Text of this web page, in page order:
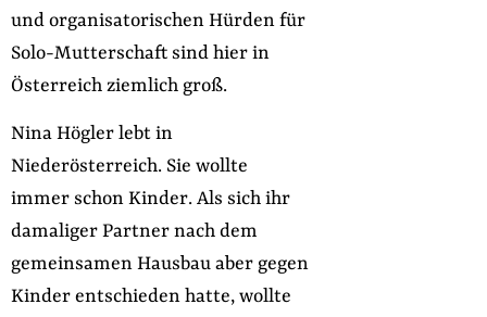
und organisatorischen Hürden für
Solo-Mutterschaft sind hier in
Österreich ziemlich groß.
Nina Högler lebt in
Niederösterreich. Sie wollte
immer schon Kinder. Als sich ihr
damaliger Partner nach dem
gemeinsamen Hausbau aber gegen
Kinder entschieden hatte, wollte